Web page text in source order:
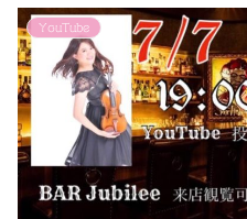
YouTube